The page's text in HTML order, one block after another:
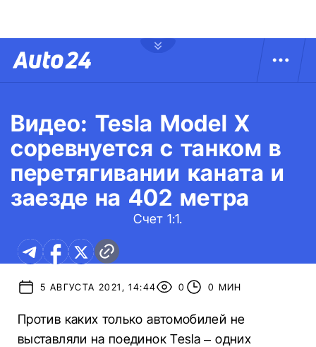
Видео: Tesla Model X
соревнуется с танком в
перетягивании каната и
заезде на 402 метра
Счет 1:1.
5 АВГУСТА 2021, 14:44 0 0 МИН
Против каких только автомобилей не
выставляли на поединок Tesla – одних